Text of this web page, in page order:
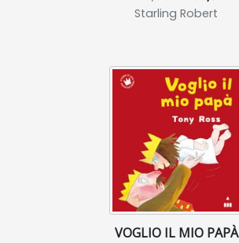
Starling Robert
VOGLIO IL MIO PAPÀ